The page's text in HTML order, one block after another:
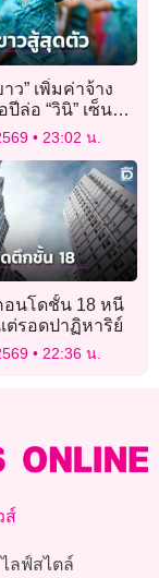
ว” เพิ่มค่าจ้าง
ล่อ “วินิ” เซ็น
23:02 น.
อนโดชั้น 18 หนี
รอดปาฏิหาริย์
22:36 น.
ส์
ไลฟ์สไตล์